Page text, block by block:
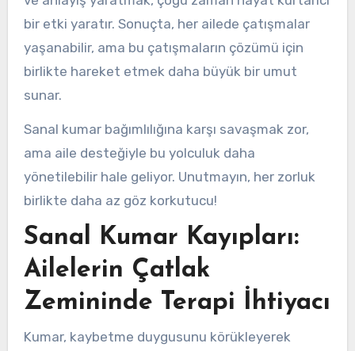
bir etki yaratır. Sonuçta, her ailede çatışmalar
yaşanabilir, ama bu çatışmaların çözümü için
birlikte hareket etmek daha büyük bir umut
sunar.
Sanal kumar bağımlılığına karşı savaşmak zor,
ama aile desteğiyle bu yolculuk daha
yönetilebilir hale geliyor. Unutmayın, her zorluk
birlikte daha az göz korkutucu!
Sanal Kumar Kayıpları:
Ailelerin Çatlak
Zemininde Terapi İhtiyacı
Kumar, kaybetme duygusunu körükleyerek